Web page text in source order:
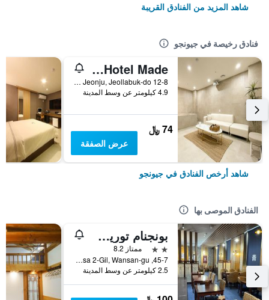
شاهد المزيد من الفنادق القريبة
فنادق رخيصة في جيونجو
Jeonju Sanjeongdong Hotel Made
12-8 Sanjeong 2-Gil, Deokjin-gu, Jeonju, Jeollabuk-do, جيونجو, كوريا الجنوبية
4.9 كيلومتر عن وسط المدينة
74 ﷼
عرض الصفقة
شاهد أرخص الفنادق في جيونجو
الفنادق الموصى بها
بونجنام توريست هوتل
2 نجمتين
ممتاز 8.2
45-7, Jeonjugaeksa 2-Gil, Wansan-gu, جيونجو, كوريا الجنوبية
2.5 كيلومتر عن وسط المدينة